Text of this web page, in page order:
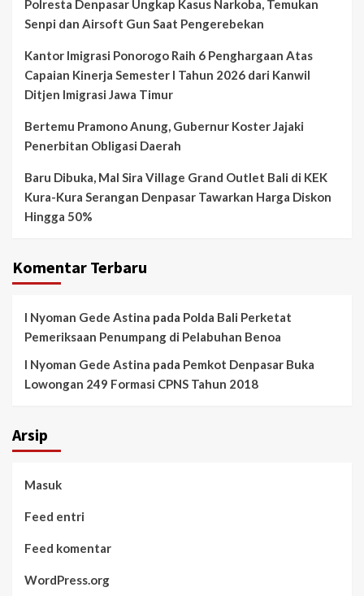
Polresta Denpasar Ungkap Kasus Narkoba, Temukan
Senpi dan Airsoft Gun Saat Pengerebekan
Kantor Imigrasi Ponorogo Raih 6 Penghargaan Atas
Capaian Kinerja Semester I Tahun 2026 dari Kanwil
Ditjen Imigrasi Jawa Timur
Bertemu Pramono Anung, Gubernur Koster Jajaki
Penerbitan Obligasi Daerah
Baru Dibuka, Mal Sira Village Grand Outlet Bali di KEK
Kura-Kura Serangan Denpasar Tawarkan Harga Diskon
Hingga 50%
Komentar Terbaru
I Nyoman Gede Astina pada Polda Bali Perketat
Pemeriksaan Penumpang di Pelabuhan Benoa
I Nyoman Gede Astina pada Pemkot Denpasar Buka
Lowongan 249 Formasi CPNS Tahun 2018
Arsip
Masuk
Feed entri
Feed komentar
WordPress.org